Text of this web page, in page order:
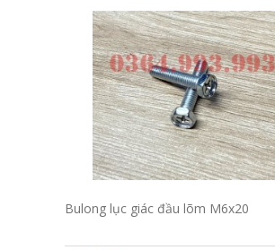
Bulong lục giác đầu lõm M6x20